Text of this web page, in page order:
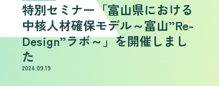
特別セミナー「富山県における
中核人材確保モデル～富山”Re-
Design”ラボ～」を開催しまし
た
2024.09.19